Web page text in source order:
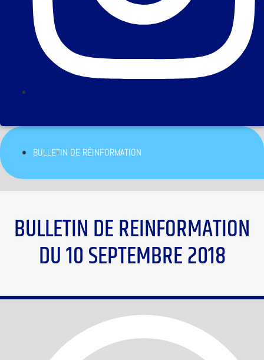
BULLETIN DE RÉINFORMATION
BULLETIN DE REINFORMATION
DU 10 SEPTEMBRE 2018